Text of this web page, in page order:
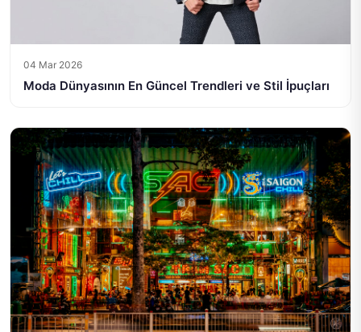
04 Mar 2026
Moda Dünyasının En Güncel Trendleri ve Stil İpuçları